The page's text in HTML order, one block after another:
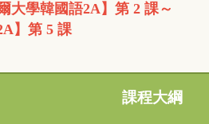
大學韓國語2A】第 2 課～
】第 5 課
課程大綱